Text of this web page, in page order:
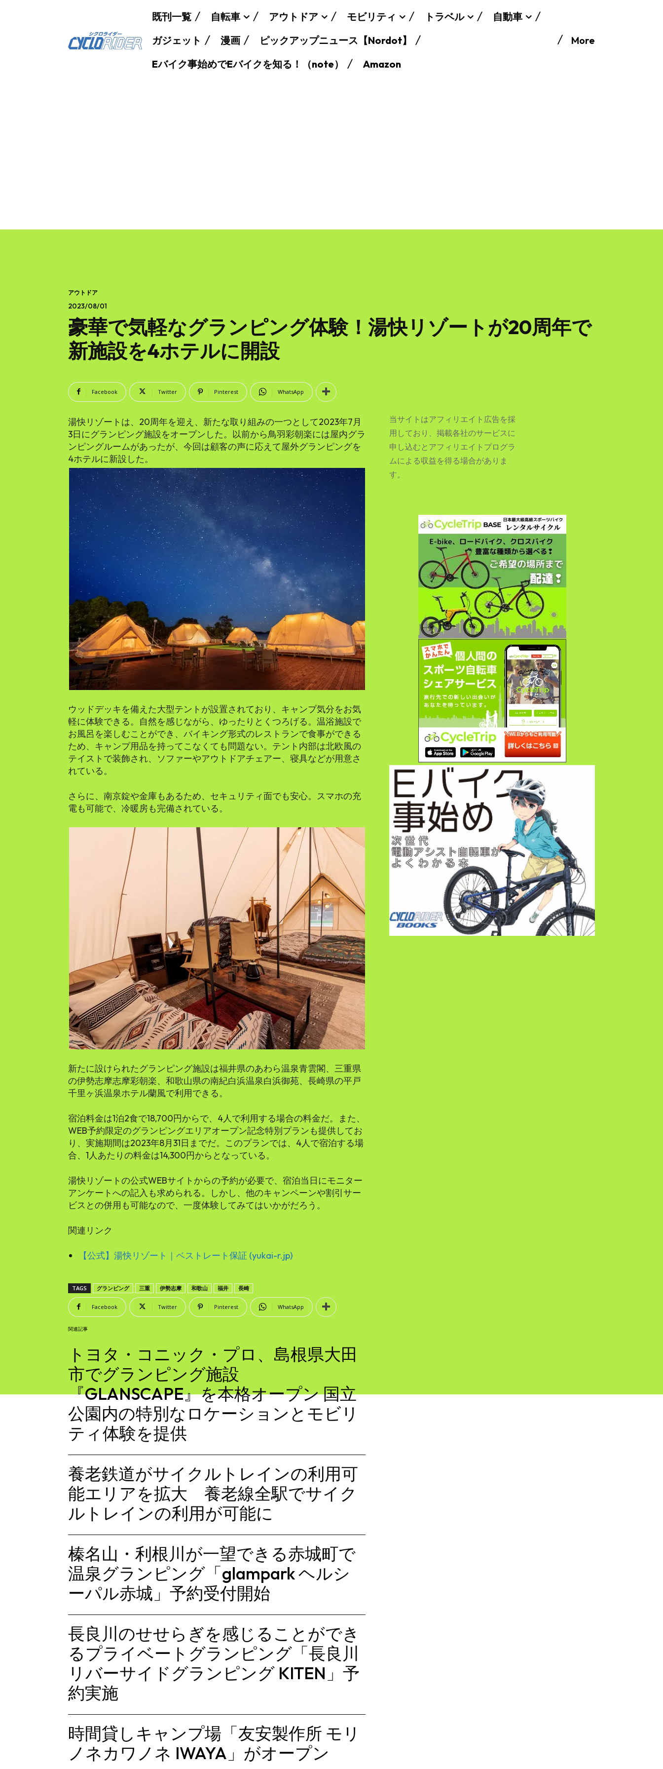
既刊一覧 自転車 アウトドア モビリティ トラベル
自動車
ガジェット
漫画
ピックアップニュース【Nordot】
Eバイク事始めでEバイクを知る！（note）
Amazon
More
アウトドア
2023/08/01
豪華で気軽なグランピング体験！湯快リゾートが20周年で
新施設を4ホテルに開設
Facebook Twitter Pinterest WhatsApp
湯快リゾートは、20周年を迎え、新たな取り組みの一つとして2023年7月
3日にグランピング施設をオープンした。以前から鳥羽彩朝楽には屋内グラ
ンピングルームがあったが、今回は顧客の声に応えて屋外グランピングを
4ホテルに新設した。
ウッドデッキを備えた大型テントが設置されており、キャンプ気分をお気
軽に体験できる。自然を感じながら、ゆったりとくつろげる。温浴施設で
お風呂を楽しむことができ、バイキング形式のレストランで食事ができる
ため、キャンプ用品を持ってこなくても問題ない。テント内部は北欧風の
テイストで装飾され、ソファーやアウトドアチェアー、寝具などが用意さ
れている。
さらに、南京錠や金庫もあるため、セキュリティ面でも安心。スマホの充
電も可能で、冷暖房も完備されている。
新たに設けられたグランピング施設は福井県のあわら温泉青雲閣、三重県
の伊勢志摩志摩彩朝楽、和歌山県の南紀白浜温泉白浜御苑、長崎県の平戸
千里ヶ浜温泉ホテル蘭風で利用できる。
宿泊料金は1泊2食で18,700円からで、4人で利用する場合の料金だ。また、
WEB予約限定のグランピングエリアオープン記念特別プランも提供してお
り、実施期間は2023年8月31日までだ。このプランでは、4人で宿泊する場
合、1人あたりの料金は14,300円からとなっている。
湯快リゾートの公式WEBサイトからの予約が必要で、宿泊当日にモニター
アンケートへの記入も求められる。しかし、他のキャンペーンや割引サー
ビスとの併用も可能なので、一度体験してみてはいかがだろう。
関連リンク
【公式】湯快リゾート｜ベストレート保証 (yukai-r.jp)
TAGS グランピング 三重 伊勢志摩 和歌山 福井 長崎
Facebook Twitter Pinterest WhatsApp
関連記事
トヨタ・コニック・プロ、島根県大田
市でグランピング施設
『GLANSCAPE』を本格オープン 国立
公園内の特別なロケーションとモビリ
ティ体験を提供
養老鉄道がサイクルトレインの利用可
能エリアを拡大 養老線全駅でサイク
ルトレインの利用が可能に
榛名山・利根川が一望できる赤城町で
温泉グランピング「glampark ヘルシ
ーパル赤城」予約受付開始
長良川のせせらぎを感じることができ
るプライベートグランピング「長良川
リバーサイドグランピング KITEN」予
約実施
時間貸しキャンプ場「友安製作所 モリ
ノネカワノネ IWAYA」がオープン
当サイトはアフィリエイト広告を採
用しており、掲載各社のサービスに
申し込むとアフィリエイトプログラ
ムによる収益を得る場合がありま
す。